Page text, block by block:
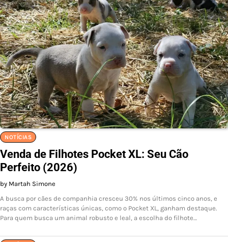
NOTÍCIAS
Venda de Filhotes Pocket XL: Seu Cão
Perfeito (2026)
by Martah Simone
A busca por cães de companhia cresceu 30% nos últimos cinco anos, e
raças com características únicas, como o Pocket XL, ganham destaque.
Para quem busca um animal robusto e leal, a escolha do filhote…